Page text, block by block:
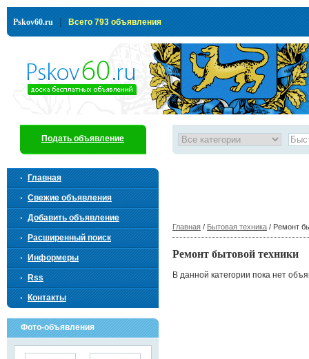
Pskov60.ru | Всего 793 объявления
Главная / Бытовая техника / Ремонт
Ремонт бытовой техники
В данной категории пока нет
Подать объявление
Главная
Свежие объявления
Добавить объявление
Расширенный поиск
Информеры
Rss
Контакты
Фото-объявления